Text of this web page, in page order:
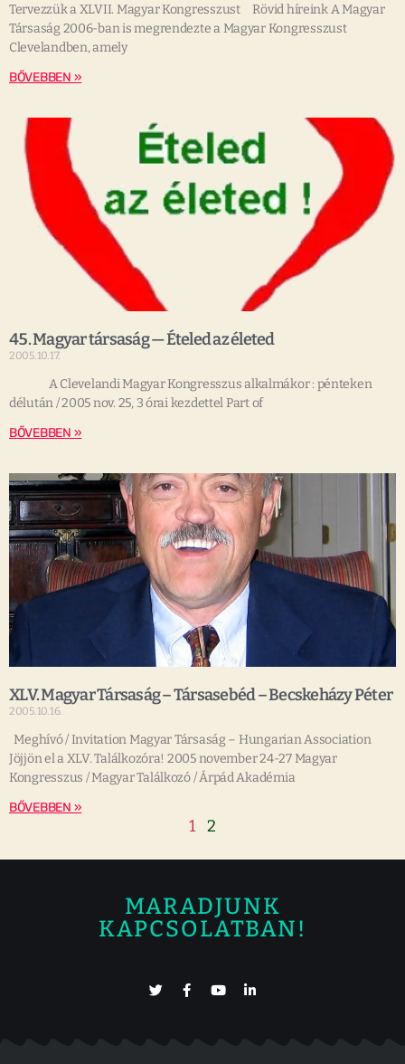
Tervezzük a XLVII. Magyar Kongresszust Rövid híreink A Magyar
Társaság 2006-ban is megrendezte a Magyar Kongresszust
Clevelandben, amely
BŐVEBBEN »
45. Magyar társaság — Ételed az életed
2005.10.17.
A Clevelandi Magyar Kongresszus alkalmákor : pénteken
délután / 2005 nov. 25, 3 órai kezdettel Part of
BŐVEBBEN »
XLV. Magyar Társaság – Társasebéd – Becskeházy Péter
2005.10.16.
Meghívó / Invitation Magyar Társaság – Hungarian Association
Jöjjön el a XLV. Találkozóra! 2005 november 24-27 Magyar
Kongresszus / Magyar Találkozó / Árpád Akadémia
BŐVEBBEN »
1 2
MARADJUNK
KAPCSOLATBAN!